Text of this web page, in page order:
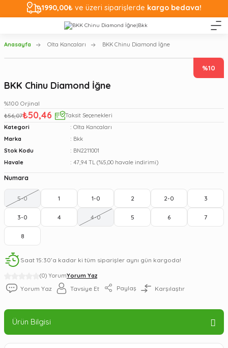
1990,00₺ ve üzeri siparişlerde kargo bedava!
Anasayfa Olta Kancaları BKK Chinu Diamond İğne
%10
(0) YorumYorum Yaz
BKK Chinu Diamond İğne
%100 Orjinal
₺56,07₺50,46
Taksit Seçenekleri
Kategori
Olta Kancaları
Marka
Bkk
Stok Kodu
BN2211001
Havale
47,94 TL (%5,00 havale indirimi)
Numara
5-0 1 1-0 2 2-0 3
3-0 4 4-0 5 6 7
8
Saat 15:30’a kadar ki tüm siparişler aynı gün kargoda!
Yorum Yaz Tavsiye Et Paylaş Karşılaştır
Ürün Bilgisi